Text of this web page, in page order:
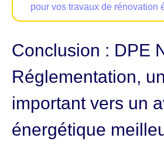
pour vos travaux de rénovation
Conclusion : DPE
Réglementation,
important vers un
énergétique